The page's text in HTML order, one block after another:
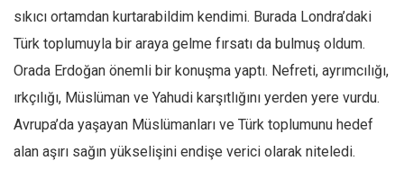
Amina S. Jenenkovic
Bağdagül Öz
Esra Elönü
» Yazar arşivi
Bu Sayı
Tüm Sayılar
sıkıcı ortamdan kurtarabildim kendimi. Burada Londra’daki
Türk toplumuyla bir araya gelme fırsatı da bulmuş oldum.
Orada Erdoğan önemli bir konuşma yaptı. Nefreti, ayrımcılığı,
ırkçılığı, Müslüman ve Yahudi karşıtlığını yerden yere vurdu.
Avrupa’da yaşayan Müslümanları ve Türk toplumunu hedef
alan aşırı sağın yükselişini endişe verici olarak niteledi.